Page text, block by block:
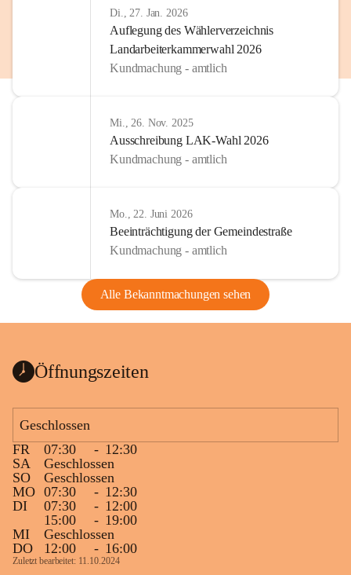
Di., 27. Jan. 2026
Auflegung des Wählerverzeichnis
Landarbeiterkammerwahl 2026
Kundmachung - amtlich
Mi., 26. Nov. 2025
Ausschreibung LAK-Wahl 2026
Kundmachung - amtlich
Mo., 22. Juni 2026
Beeinträchtigung der Gemeindestraße
Kundmachung - amtlich
Alle Bekanntmachungen sehen
Öffnungszeiten
Geschlossen
FR
07:30 - 12:30
SA
Geschlossen
SO
Geschlossen
MO 07:30 - 12:30
DI
07:30 - 12:00
15:00
- 19:00
MI
Geschlossen
DO
12:00 - 16:00
Zuletzt bearbeitet: 11.10.2024